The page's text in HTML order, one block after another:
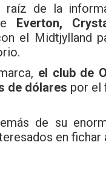
raíz de la
Everton,
el Midtjylland
el club de
de dólares por el
de su
en fichar